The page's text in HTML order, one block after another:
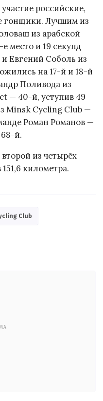
российские,
гонщики. Лучшим из
из арабской
место и 19 секунд
Евгений Соболь из
на 17-й и 18-й
Поливода из
— 40-й, уступив 49
Minsk Cycling Club —
Роман Романов —
й.
из четырёх
километра.
Club